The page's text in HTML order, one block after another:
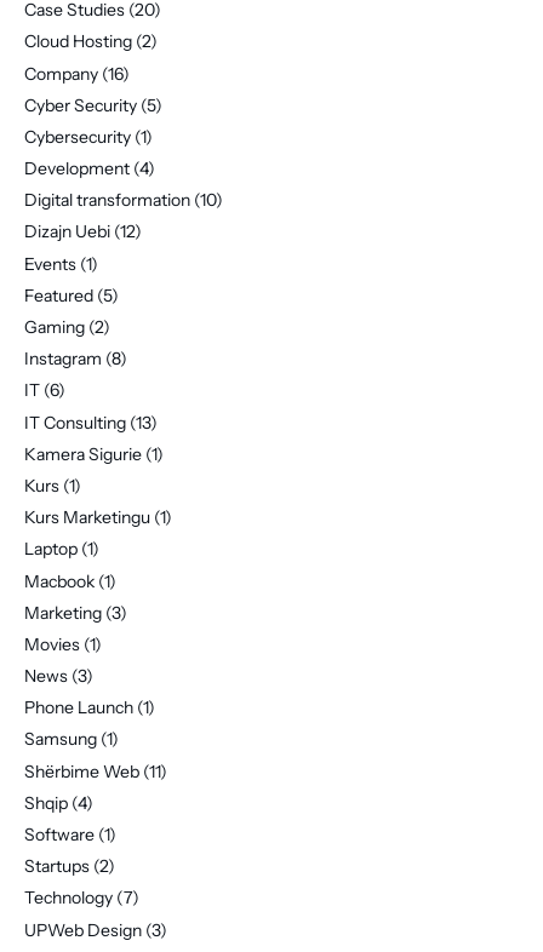
Case Studies (20)
Cloud Hosting (2)
Company (16)
Cyber Security (5)
Cybersecurity (1)
Development (4)
Digital transformation (10)
Dizajn Uebi (12)
Events (1)
Featured (5)
Gaming (2)
Instagram (8)
IT (6)
IT Consulting (13)
Kamera Sigurie (1)
Kurs (1)
Kurs Marketingu (1)
Laptop (1)
Macbook (1)
Marketing (3)
Movies (1)
News (3)
Phone Launch (1)
Samsung (1)
Shërbime Web (11)
Shqip (4)
Software (1)
Startups (2)
Technology (7)
UPWeb Design (3)